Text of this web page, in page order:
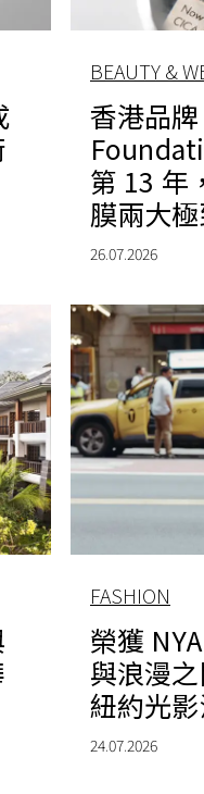
BEAUTY &
香港品
第 13 年
膜兩大
26.07.2026
FASHION
榮獲
與浪漫
紐約光
24.07.2026